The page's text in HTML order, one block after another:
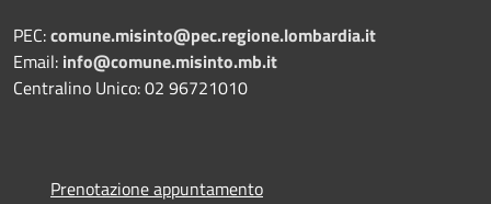
PEC:comune.misinto@pec.regione.lombardia.it
Email: info@comune.misinto.mb.it
Centralino Unico: 02 96721010
Prenotazione appuntamento